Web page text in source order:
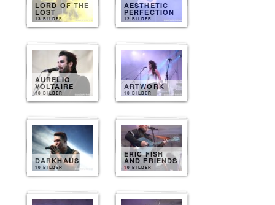
LORD OF THE
LOST
13 BILDER
AESTHETIC
PERFECTION
12 BILDER
AURELIO
VOLTAIRE
10 BILDER
ARTWORK
10 BILDER
DARKHAUS
10 BILDER
ERIC FISH
AND FRIENDS
10 BILDER